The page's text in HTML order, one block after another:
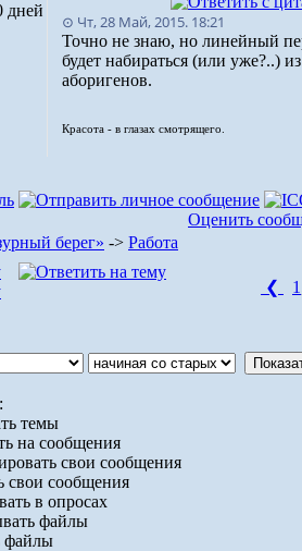
дней
⊙ Чт, 28 Май, 2015. 18:21
Точно не знаю, но линейный
будет набираться (или уже?..) из
аборигенов.
Красота - в глазах смотрящего.
Оценить
берег» -> Работа
❮ 1
темы
на сообщения
свои сообщения
свои сообщения
в опросах
файлы
файлы